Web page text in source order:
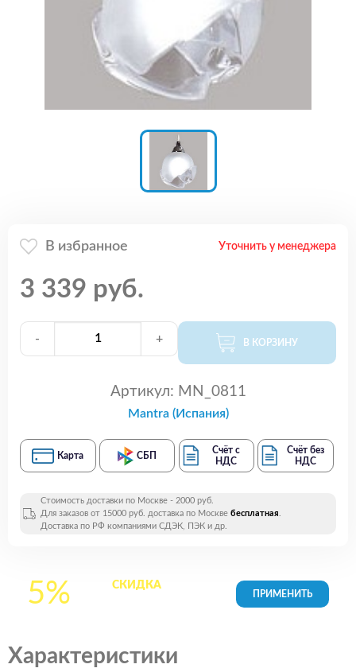
В избранное Уточнить у менеджера
3 339 руб.
- + В КОРЗИНУ
Артикул: MN_0811
Mantra (Испания)
Карта СБП
Счёт с
НДС
Счёт без
НДС
Стоимость доставки по Москве - 2000 руб.
Для заказов от 15000 руб. доставка по Москве бесплатная.
Доставка по РФ компаниями СДЭК, ПЭК и др.
5% СКИДКАна все
Характеристики